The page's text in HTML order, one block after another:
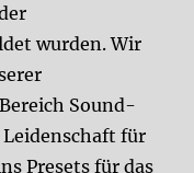
wurden. Wir
Sound-
für
Presets für das